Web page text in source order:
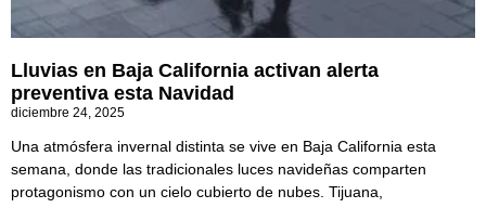
Lluvias en Baja California activan alerta
preventiva esta Navidad
diciembre 24, 2025
Una atmósfera invernal distinta se vive en Baja California esta
semana, donde las tradicionales luces navideñas comparten
protagonismo con un cielo cubierto de nubes. Tijuana,